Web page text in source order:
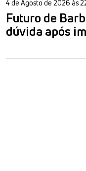
4 de Agosto de 2026 às
Futuro de
dúvida após